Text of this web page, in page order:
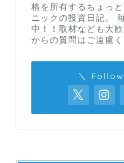
格を所有するちょっ
ニックの投資日記。
中！！取材なども大
からの質問はご遠慮く
＼